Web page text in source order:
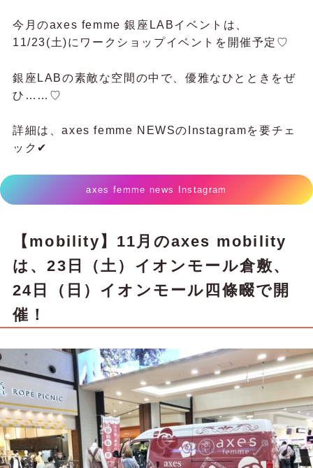
今月のaxes femme 銀座LABイベントは、
11/23(土)にワークショップイベントを開催予定♡
銀座LABの素敵な空間の中で、優雅なひとときをぜ
ひ……♡
詳細は、axes femme NEWSのInstagramを要チェ
ック✔
axes femme news Instagram
【mobility】 11月のaxes mobility
は、23日（土）イオンモール倉敷、
24日（日）イオンモール四條畷で開
催！